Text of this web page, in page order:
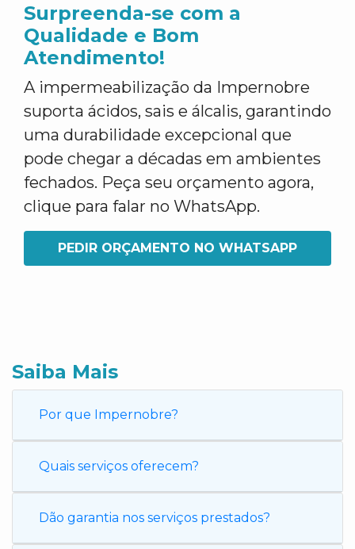
Surpreenda-se com a
Qualidade e Bom
Atendimento!
A impermeabilização da Impernobre
suporta ácidos, sais e álcalis, garantindo
uma durabilidade excepcional que
pode chegar a décadas em ambientes
fechados. Peça seu orçamento agora,
clique para falar no WhatsApp.
PEDIR ORÇAMENTO NO WHATSAPP
Saiba Mais
Por que Impernobre?
Quais serviços oferecem?
Dão garantia nos serviços prestados?